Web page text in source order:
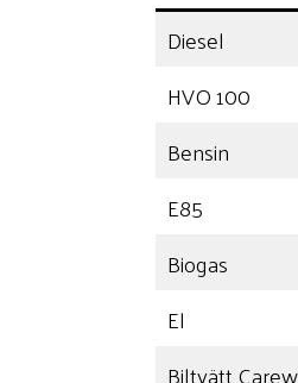
Diesel
HVO 100
Bensin
E85
Biogas
El
Biltvätt